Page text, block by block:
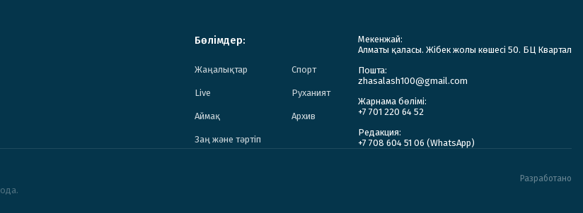
Бөлімдер:
Жаңалықтар Спорт
Live Руханият
Аймақ Архив
Заң және тәртіп
Мекенжай:
Алматы қаласы. Жібек жолы көшесі 50. БЦ Квартал
Пошта:
zhasalash100@gmail.com
Жарнама бөлімі:
+7 701 220 64 52
Редакция:
+7 708 604 51 06 (WhatsApp)
Разработано